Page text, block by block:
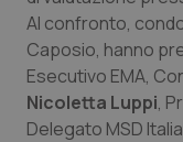
Liguria
Lombardia
Disturbi
Dolore
Al confronto,
Caposio, hanno
Esecutivo EMA,
Nicoletta Luppi,
Delegato MSD